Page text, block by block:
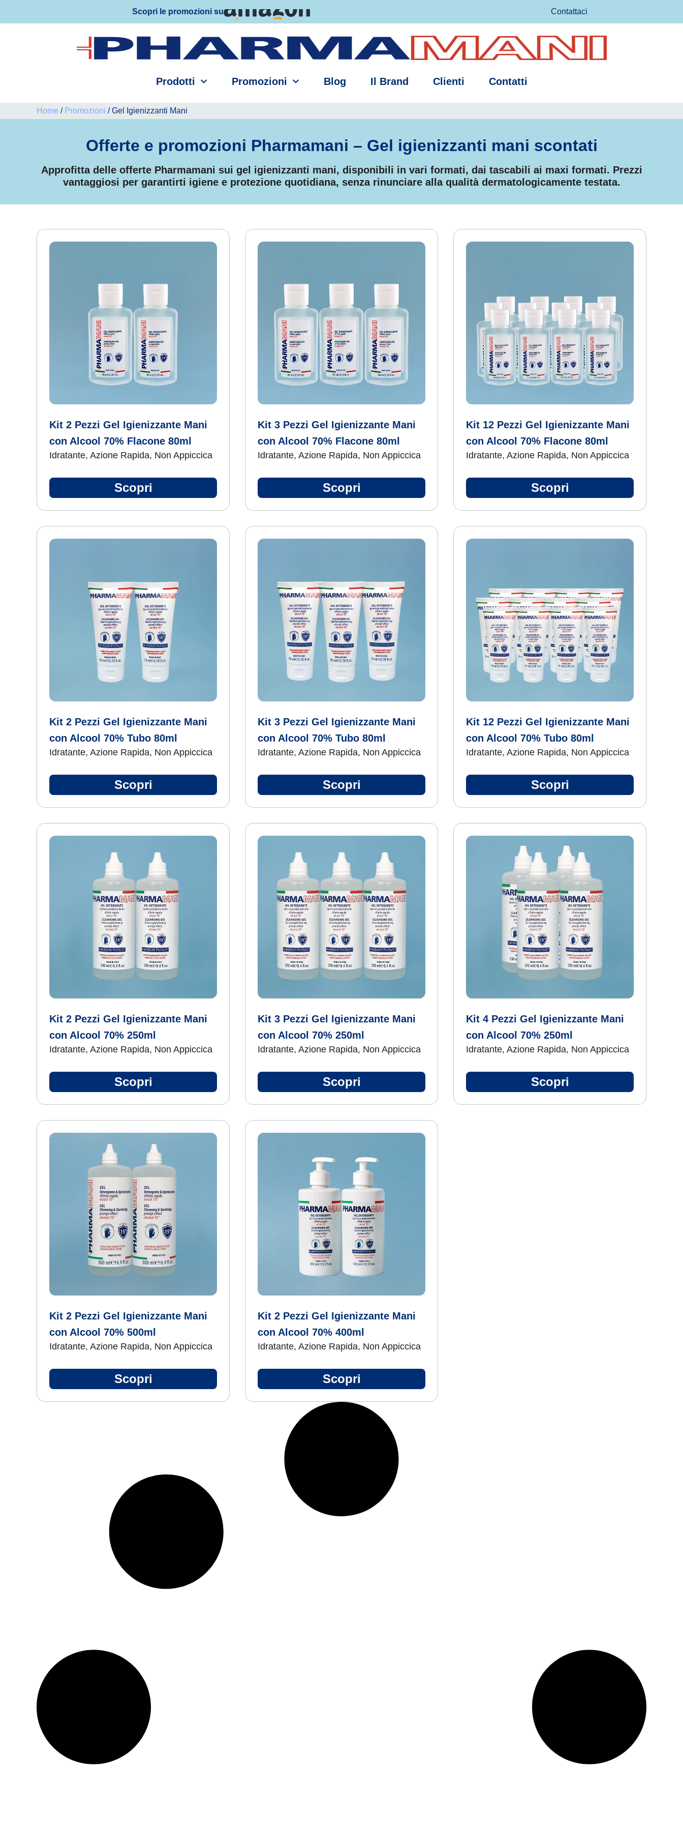
Contattaci
Scopri le promozioni su
Prodotti Promozioni Blog Il Brand Clienti Contatti
Home / Promozioni / Gel Igienizzanti Mani
Offerte e promozioni Pharmamani – Gel igienizzanti mani scontati
Approfitta delle offerte Pharmamani sui gel igienizzanti mani, disponibili in vari formati, dai tascabili ai maxi formati. Prezzi
vantaggiosi per garantirti igiene e protezione quotidiana, senza rinunciare alla qualità dermatologicamente testata.
Kit 2 Pezzi Gel Igienizzante Mani
con Alcool 70% Flacone 80ml
Idratante, Azione Rapida, Non Appiccica
Scopri
Kit 3 Pezzi Gel Igienizzante Mani
con Alcool 70% Flacone 80ml
Idratante, Azione Rapida, Non Appiccica
Scopri
Kit 12 Pezzi Gel Igienizzante Mani
con Alcool 70% Flacone 80ml
Idratante, Azione Rapida, Non Appiccica
Scopri
Kit 2 Pezzi Gel Igienizzante Mani
con Alcool 70% Tubo 80ml
Idratante, Azione Rapida, Non Appiccica
Scopri
Kit 3 Pezzi Gel Igienizzante Mani
con Alcool 70% Tubo 80ml
Idratante, Azione Rapida, Non Appiccica
Scopri
Kit 12 Pezzi Gel Igienizzante Mani
con Alcool 70% Tubo 80ml
Idratante, Azione Rapida, Non Appiccica
Scopri
Kit 2 Pezzi Gel Igienizzante Mani
con Alcool 70% 250ml
Idratante, Azione Rapida, Non Appiccica
Scopri
Kit 3 Pezzi Gel Igienizzante Mani
con Alcool 70% 250ml
Idratante, Azione Rapida, Non Appiccica
Scopri
Kit 4 Pezzi Gel Igienizzante Mani
con Alcool 70% 250ml
Idratante, Azione Rapida, Non Appiccica
Scopri
Kit 2 Pezzi Gel Igienizzante Mani
con Alcool 70% 500ml
Idratante, Azione Rapida, Non Appiccica
Scopri
Kit 2 Pezzi Gel Igienizzante Mani
con Alcool 70% 400ml
Idratante, Azione Rapida, Non Appiccica
Scopri